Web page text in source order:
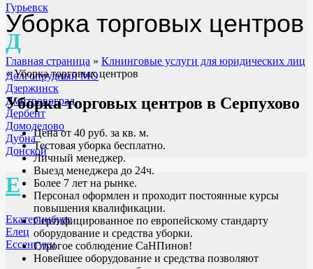
Гурьевск
Д
Долгопрудный МО
Дзержинск
Дмитровоград
Дербент
Домодедово
Дубна
Донской
Е
Екатеринбург
Елец
Ессентуки
Уборка торговых центров
Главная страница » Клнинговые услуги для юридических лиц
»Уборка торговых центров
Уборка торговых центров в Серпухово
Цена от 40 руб. за кв. м.
Тестовая уборка бесплатно.
Личный менеджер.
Выезд менеджера до 24ч.
Более 7 лет на рынке.
Персонал оформлен и проходит постоянные курсы
повышения квалификации.
Сертифицированное по европейскому стандарту
оборудование и средства уборки.
Строгое соблюдение СаНПинов!
Новейшее оборудование и средства позволяют